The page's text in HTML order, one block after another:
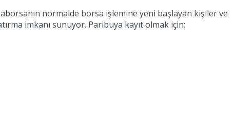
normalde borsa işlemine yeni başlayan kişiler ve
imkanı sunuyor. Paribuya kayıt olmak için;